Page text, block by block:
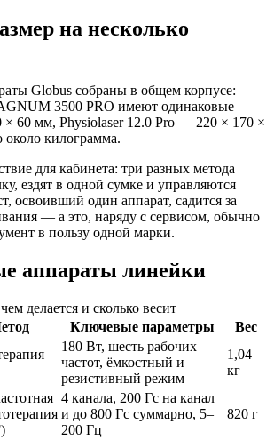
на несколько
Globus собраны в общем корпусе:
3500 PRO имеют одинаковые
× 60 мм, Physiolaser 12.0 Pro — 220 × 170 ×
килограмма.
для кабинета: три разных метода
ездят в одной сумке и управляются
освоивший один аппарат, садится за
— а это, наряду с сервисом, обычно
в пользу одной марки.
аппараты линейки
делается и сколько весит
Ключевые параметры
Вес
180 Вт, шесть рабочих
частот, ёмкостный и
резистивный режим
1,04
кг
4 канала, 200 Гс на канал
и до 800 Гс суммарно, 5–
200 Гц
820 г